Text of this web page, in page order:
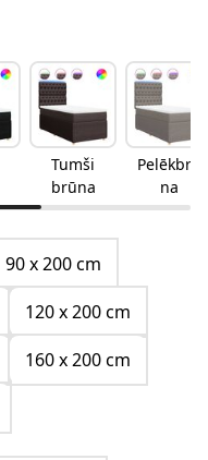
Tumši
brūna
Pelēkbrū
na
90 x 200 cm
120 x 200 cm
160 x 200 cm